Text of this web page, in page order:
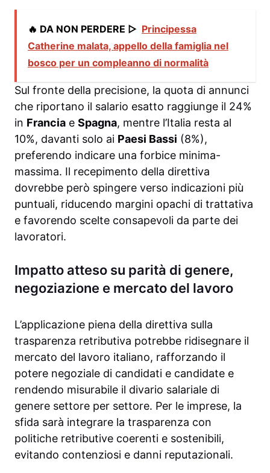
🔥 DA NON PERDERE ▷ Principessa
Catherine malata, appello della famiglia nel
bosco per un compleanno di normalità
Sul fronte della precisione, la quota di annunci
che riportano il salario esatto raggiunge il 24%
in Francia e Spagna, mentre l’Italia resta al
10%, davanti solo ai Paesi Bassi (8%),
preferendo indicare una forbice minima-
massima. Il recepimento della direttiva
dovrebbe però spingere verso indicazioni più
puntuali, riducendo margini opachi di trattativa
e favorendo scelte consapevoli da parte dei
lavoratori.
Impatto atteso su parità di genere,
negoziazione e mercato del lavoro
L’applicazione piena della direttiva sulla
trasparenza retributiva potrebbe ridisegnare il
mercato del lavoro italiano, rafforzando il
potere negoziale di candidati e candidate e
rendendo misurabile il divario salariale di
genere settore per settore. Per le imprese, la
sfida sarà integrare la trasparenza con
politiche retributive coerenti e sostenibili,
evitando contenziosi e danni reputazionali.